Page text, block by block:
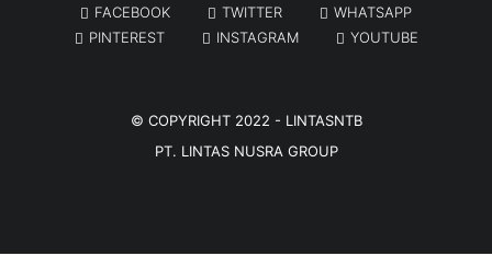
FACEBOOK TWITTER
WHATSAPP
PINTEREST
INSTAGRAM YOUTUBE
© COPYRIGHT 2022 - LINTASNTB
PT. LINTAS NUSRA GROUP